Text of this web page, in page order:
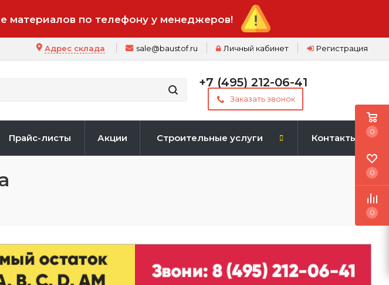
материалов по телефону у менеджеров!
Регистрация
Личный кабинет
sale@baustof.ru
Адрес склада
+7 (495) 212-06-41
Заказать звонок
Прайс-листы Акции Строительные услуги Контакты
0
0
0